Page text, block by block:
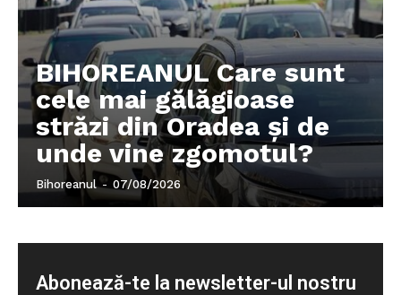
Rețea
Contact
BIHOREANUL Care sunt
cele mai gălăgioase
străzi din Oradea și de
unde vine zgomotul?
Bihoreanul - 07/08/2026
Abonează-te la newsletter-ul nostru